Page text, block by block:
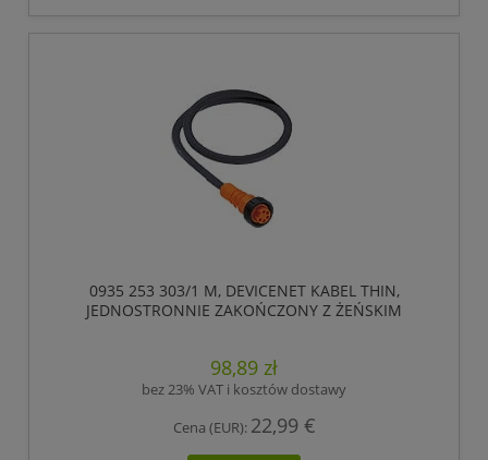
0935 253 303/1 M, DEVICENET KABEL THIN,
JEDNOSTRONNIE ZAKOŃCZONY Z ŻEŃSKIM
98,89 zł
bez 23% VAT i kosztów dostawy
Cena (EUR): 22,99 €